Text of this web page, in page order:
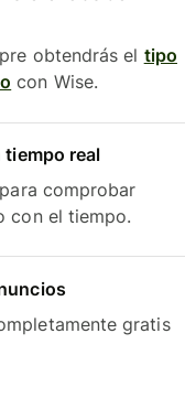
obtendrás el tipo
con Wise.
tiempo real
comprobar
con el tiempo.
gratis